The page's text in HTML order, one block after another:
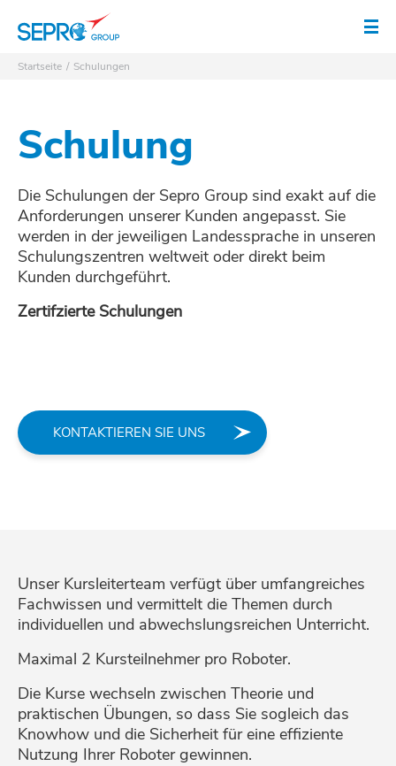
Startseite Schulungen
Schulung
Die Schulungen der Sepro Group sind exakt auf die
Anforderungen unserer Kunden angepasst. Sie
werden in der jeweiligen Landessprache in unseren
Schulungszentren weltweit oder direkt beim
Kunden durchgeführt.
Zertifzierte Schulungen
KONTAKTIEREN SIE UNS
Unser Kursleiterteam verfügt über umfangreiches
Fachwissen und vermittelt die Themen durch
individuellen und abwechslungsreichen Unterricht.
Maximal 2 Kursteilnehmer pro Roboter.
Die Kurse wechseln zwischen Theorie und
praktischen Übungen, so dass Sie sogleich das
Knowhow und die Sicherheit für eine effiziente
Nutzung Ihrer Roboter gewinnen.